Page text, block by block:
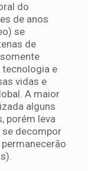
do
de anos
se
de
tecnologia e
vidas e
A maior
alguns
porém leva
se decompor